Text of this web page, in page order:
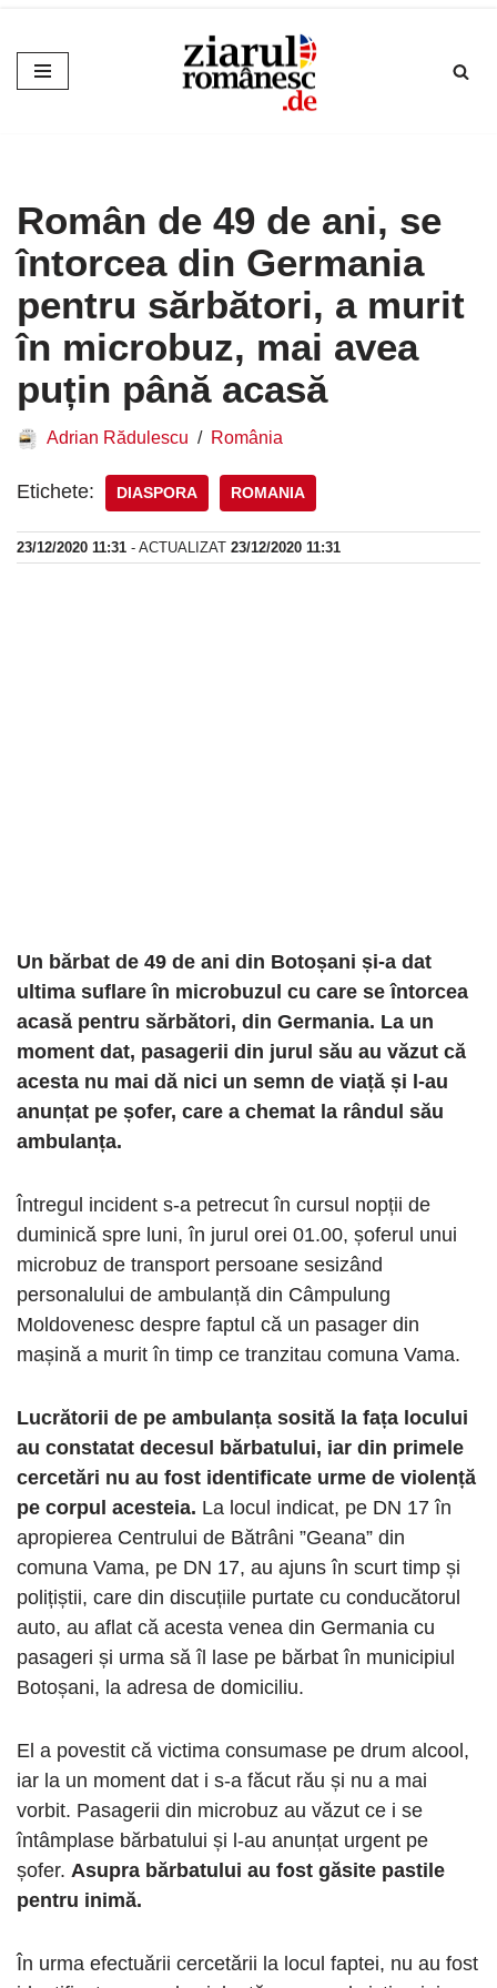
Sari
la
Român de 49 de ani, se
întorcea din Germania
pentru sărbători, a murit
în microbuz, mai avea
puțin până acasă
Adrian Rădulescu România
Etichete: DIASPORA ROMANIA
23/12/2020 11:31 - ACTUALIZAT 23/12/2020 11:31
Un bărbat de 49 de ani din Botoșani și-a dat
ultima suflare în microbuzul cu care se întorcea
acasă pentru sărbători, din Germania. La un
moment dat, pasagerii din jurul său au văzut că
acesta nu mai dă nici un semn de viață și l-au
anunțat pe șofer, care a chemat la rândul său
ambulanța.
Întregul incident s-a petrecut în cursul nopții de
duminică spre luni, în jurul orei 01.00, șoferul unui
microbuz de transport persoane sesizând
personalului de ambulanță din Câmpulung
Moldovenesc despre faptul că un pasager din
mașină a murit în timp ce tranzitau comuna Vama.
Lucrătorii de pe ambulanța sosită la fața locului
au constatat decesul bărbatului, iar din primele
cercetări nu au fost identificate urme de violență
pe corpul acesteia. La locul indicat, pe DN 17 în
apropierea Centrului de Bătrâni ”Geana” din
comuna Vama, pe DN 17, au ajuns în scurt timp și
polițiștii, care din discuțiile purtate cu conducătorul
auto, au aflat că acesta venea din Germania cu
pasageri și urma să îl lase pe bărbat în municipiul
Botoșani, la adresa de domiciliu.
El a povestit că victima consumase pe drum alcool,
iar la un moment dat i s-a făcut rău și nu a mai
vorbit. Pasagerii din microbuz au văzut ce i se
întâmplase bărbatului și l-au anunțat urgent pe
șofer. Asupra bărbatului au fost găsite pastile
pentru inimă.
În urma efectuării cercetării la locul faptei, nu au fost